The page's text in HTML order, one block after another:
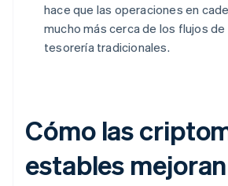
hace que las operaciones en
mucho más cerca de los flujos
tesorería tradicionales.
Cómo las
estables